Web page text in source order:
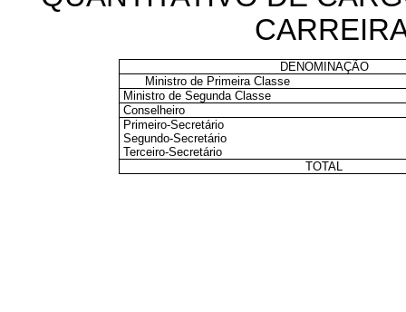
DENOMINAÇÃO
Ministro de Primeira Classe
Ministro de Segunda Classe
Conselheiro
Primeiro-Secretário
Segundo-Secretário
Terceiro-Secretário
TOTAL